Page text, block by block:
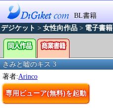
BL書籍
デジケット > 女性向作品 > 電子書籍
きみと嘘のキス 3
著者:Arinco
専用ビューア(無料)を起動